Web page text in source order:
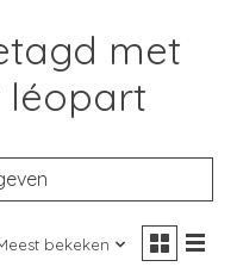
met
léopart
bekeken